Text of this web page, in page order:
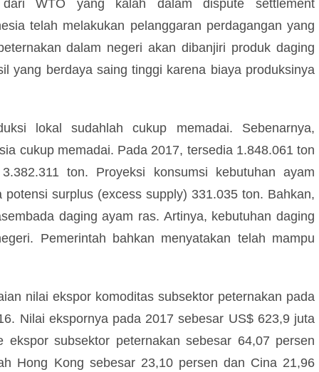
WTO yang kalah dalam dispute settlement
telah melakukan pelanggaran perdagangan yang
dalam negeri akan dibanjiri produk daging
yang berdaya saing tinggi karena biaya produksinya
lokal sudahlah cukup memadai. Sebenarnya,
cukup memadai. Pada 2017, tersedia 1.848.061 ton
ton. Proyeksi konsumsi kebutuhan ayam
surplus (excess supply) 331.035 ton. Bahkan,
daging ayam ras. Artinya, kebutuhan daging
Pemerintah bahkan menyatakan telah mampu
nilai ekspor komoditas subsektor peternakan pada
Nilai ekspornya pada 2017 sebesar US$ 623,9 juta
subsektor peternakan sebesar 64,07 persen
Hong Kong sebesar 23,10 persen dan Cina 21,96